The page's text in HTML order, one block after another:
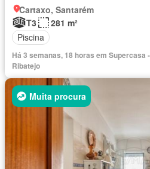
Cartaxo, Santarém
T3
281 m²
Piscina
Há 3 semanas, 18 horas em Supercasa
Ribatejo
Muita procura